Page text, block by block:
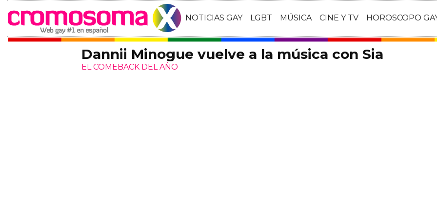
NOTICIAS GAY LGBT MÚSICA CINE Y TV HOROSCOPO
Dannii Minogue vuelve a la música con Sia
EL COMEBACK DEL AÑO